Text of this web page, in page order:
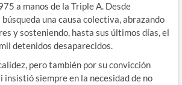
a manos de la Triple A. Desde
una causa colectiva, abrazando
y sosteniendo, hasta sus últimos días, el
detenidos desaparecidos.
pero también por su convicción
insistió siempre en la necesidad de no